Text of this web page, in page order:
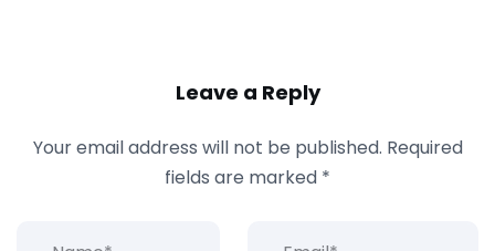
Leave a Reply
Your email address will not be published. Required
fields are marked *